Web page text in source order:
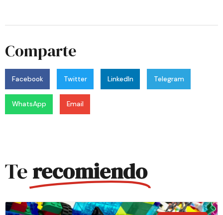
Comparte
Facebook Twitter LinkedIn Telegram
WhatsApp Email
Terecomiendo